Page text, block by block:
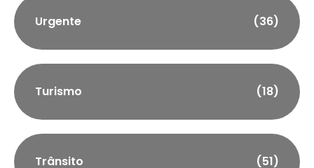
Urgente (36)
Turismo (18)
Trânsito (51)